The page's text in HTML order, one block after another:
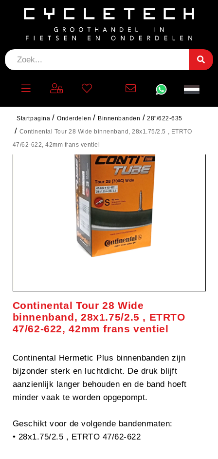
Startpagina Onderdelen Binnenbanden
28"/622-635
Continental Tour 28 Wide binnenband, 28x1.75/2.5 , ETRTO
47/62-622, 42mm frans ventiel
Continental Tour 28 Wide
binnenband, 28x1.75/2.5 , ETRTO
47/62-622, 42mm frans ventiel
Continental Hermetic Plus binnenbanden zijn
bijzonder sterk en luchtdicht. De druk blijft
aanzienlijk langer behouden en de band hoeft
minder vaak te worden opgepompt.
Geschikt voor de volgende bandenmaten:
• 28x1.75/2.5 , ETRTO 47/62-622